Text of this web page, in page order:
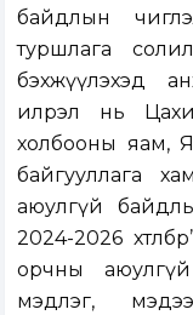
байдлын
туршлага
бэхжүүлэхэд
илрэл нь
холбооны яам,
байгууллага
аюулгүй
2024-2026
орчны
мэдлэг,